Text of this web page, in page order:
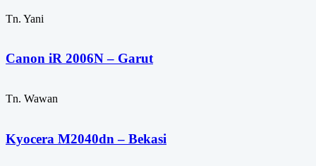
Tn. Yani
Canon iR 2006N – Garut
Tn. Wawan
Kyocera M2040dn – Bekasi